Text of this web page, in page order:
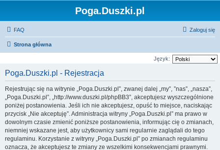
Poga.Duszki.pl
FAQ Zaloguj się
Strona główna
Język:
Poga.Duszki.pl - Rejestracja
Rejestrując się na witrynie „Poga.Duszki.pl”, zwanej dalej „my”, ”nas”, „nasza”,
„Poga.Duszki.pl”, „http://www.duszki.pl/phpBB3”, akceptujesz wyszczególnione
poniżej postanowienia. Jeśli ich nie akceptujesz, opuść to miejsce, naciskając
przycisk „Nie akceptuję”. Administracja witryny „Poga.Duszki.pl” ma prawo w
dowolnym czasie zmienić poniższe postanowienia, informując cię o zmianach,
niemniej wskazane jest, aby użytkownicy sami regularnie zaglądali do tego
regulaminu. Korzystanie z witryny „Poga.Duszki.pl” po zmianach regulaminu
oznacza, że akceptujesz te zmiany ze wszelkimi konsekwencjami prawnymi.